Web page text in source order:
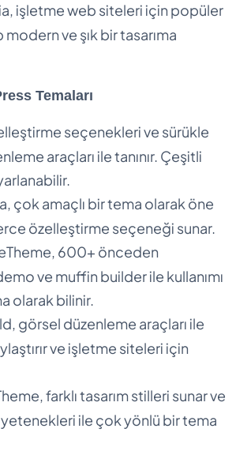
işletme web siteleri için popüler
ve şık bir tasarıma
Temaları
seçenekleri ve sürükle
araçları ile tanınır. Çeşitli
çok amaçlı bir tema olarak öne
özelleştirme seçeneği sunar.
600+ önceden
ve muffin builder ile kullanımı
olarak bilinir.
görsel düzenleme araçları ile
ve işletme siteleri için
farklı tasarım stilleri sunar ve
ile çok yönlü bir tema